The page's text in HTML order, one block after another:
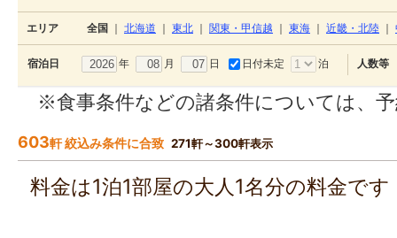
エリア 全国 北海道 東北 関東・甲信越 東海 近畿・北陸
宿泊日 年 月 日 日付未定 泊 人数等
※食事条件などの諸条件については、
603軒 絞込み条件に合致 271軒～300軒表示
料金は1泊1部屋の大人1名分の料金で